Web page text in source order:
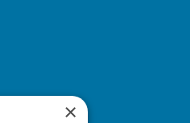
×